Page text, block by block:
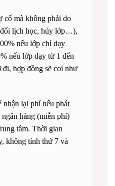
cố mà không phải do
lịch học, hủy lớp…),
nếu lớp chỉ dạy
nếu lớp dạy từ 1 đến
hợp đồng sẽ coi như
nhận lại phí nếu phát
hàng (miễn phí)
tâm. Thời gian
không tính thứ 7 và